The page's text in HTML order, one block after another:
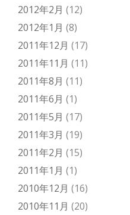
2012年2月 (12)
2012年1月 (8)
2011年12月 (17)
2011年11月 (11)
2011年8月 (11)
2011年6月 (1)
2011年5月 (17)
2011年3月 (19)
2011年2月 (15)
2011年1月 (1)
2010年12月 (16)
2010年11月 (20)